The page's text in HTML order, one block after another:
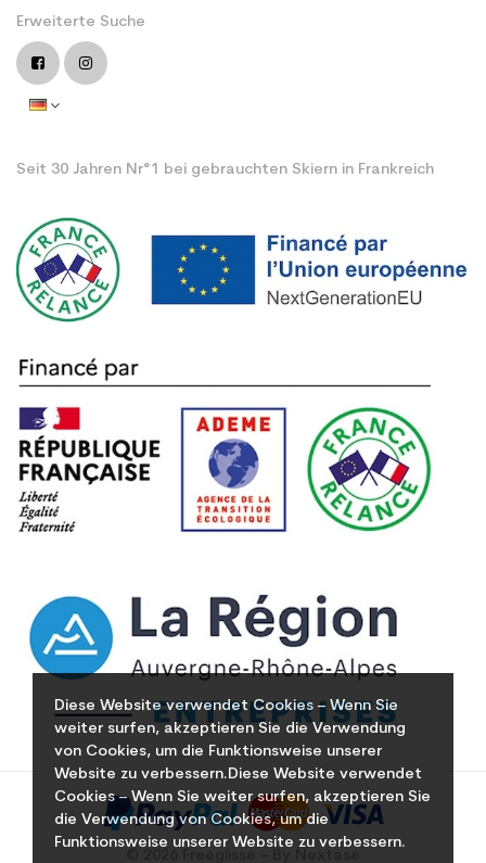
Diese Website verwendet Cookies – Wenn Sie
weiter surfen, akzeptieren Sie die Verwendung
von Cookies, um die Funktionsweise unserer
Website zu verbessern.Diese Website verwendet
Cookies – Wenn Sie weiter surfen, akzeptieren Sie
die Verwendung von Cookies, um die
Funktionsweise unserer Website zu verbessern.
Erweiterte Suche
Seit 30 Jahren Nr°1 bei gebrauchten Skiern in Frankreich